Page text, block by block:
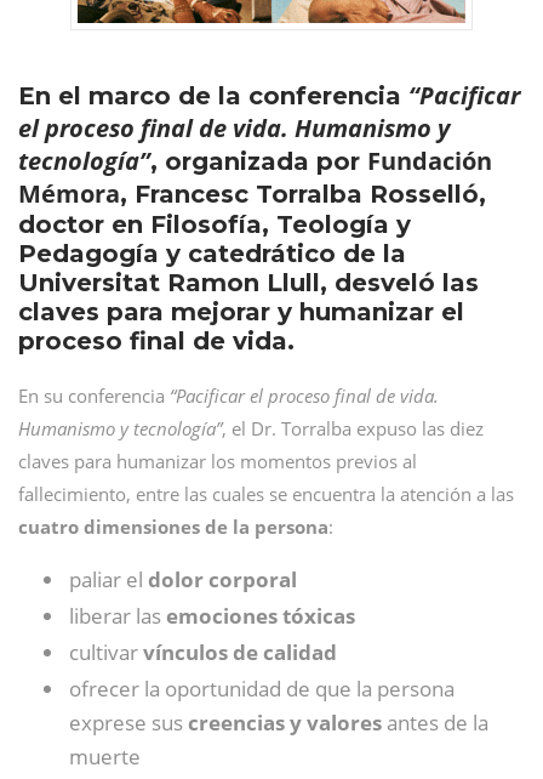
En el marco de la conferencia “Pacificar
el proceso final de vida. Humanismo y
tecnología”, organizada por Fundación
Mémora, Francesc Torralba Rosselló,
doctor en Filosofía, Teología y
Pedagogía y catedrático de la
Universitat Ramon Llull, desveló las
claves para mejorar y humanizar el
proceso final de vida.
En su conferencia “Pacificar el proceso final de vida.
Humanismo y tecnología”, el Dr. Torralba expuso las diez
claves para humanizar los momentos previos al
fallecimiento, entre las cuales se encuentra la atención a las
cuatro dimensiones de la persona:
paliar el dolor corporal
liberar lasemociones tóxicas
cultivarvínculos de calidad
ofrecer la oportunidad de que la persona
exprese suscreencias y valores antes de la
muerte